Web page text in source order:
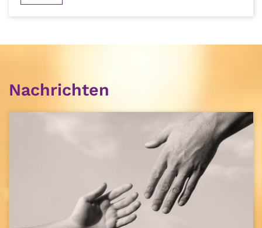
Nachrichten